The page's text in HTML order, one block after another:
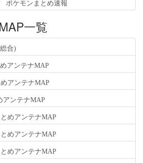
ケモンまとめ速報
一覧
合)
アンテナMAP
アンテナMAP
ンテナMAP
めアンテナMAP
めアンテナMAP
めアンテナMAP